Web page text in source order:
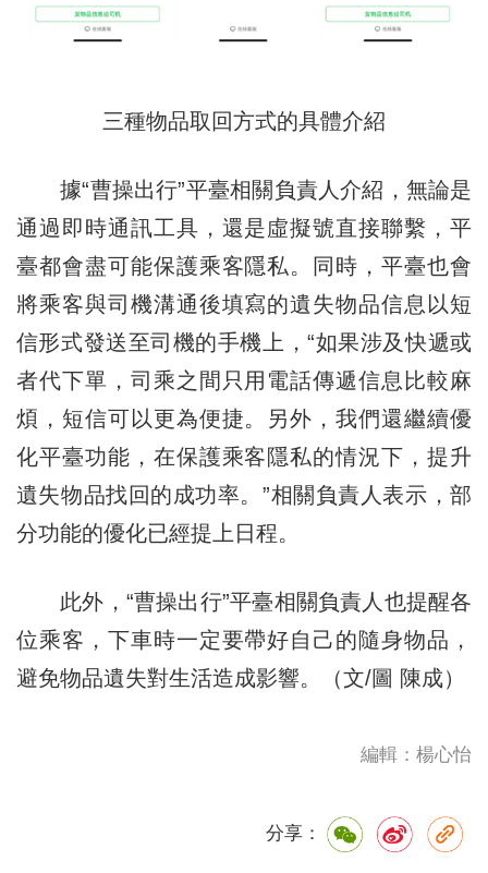
三種物品取回方式的具體介紹
據“曹操出行”平臺相關負責人介紹，無論是
通過即時通訊工具，還是虛擬號直接聯繫，平
臺都會盡可能保護乘客隱私。同時，平臺也會
將乘客與司機溝通後填寫的遺失物品信息以短
信形式發送至司機的手機上，“如果涉及快遞或
者代下單，司乘之間只用電話傳遞信息比較麻
煩，短信可以更為便捷。另外，我們還繼續優
化平臺功能，在保護乘客隱私的情況下，提升
遺失物品找回的成功率。”相關負責人表示，部
分功能的優化已經提上日程。
此外，“曹操出行”平臺相關負責人也提醒各
位乘客，下車時一定要帶好自己的隨身物品，
避免物品遺失對生活造成影響。（文/圖 陳成）
編輯：楊心怡
分享：